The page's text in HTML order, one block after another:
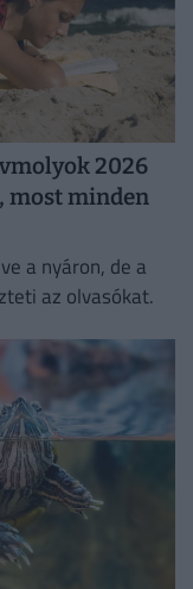
2026
most minden
a nyáron, de a
az olvasókat.